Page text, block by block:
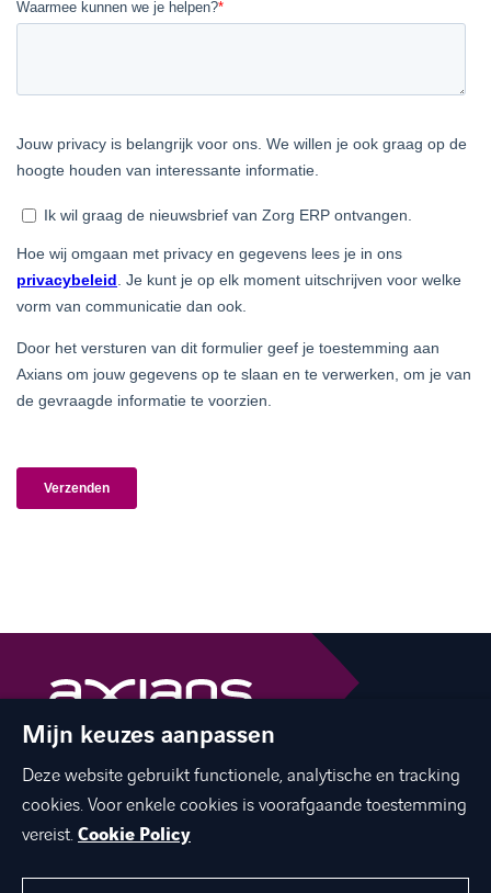
The best of ICT with a human touch
linkedinyoutubefacebook
twitterinstagram
Mijn keuzes aanpassen
Deze website gebruikt functionele, analytische en tracking
cookies. Voor enkele cookies is voorafgaande toestemming
vereist.Cookie Policy